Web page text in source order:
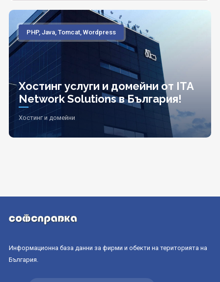
PHP, Java, Tomcat, Wordpress
Хостинг услуги и домейни от ITA
Network Solutions в България!
Хостинг и домейни
Информационна база данни за фирми и обекти на територията на
България.